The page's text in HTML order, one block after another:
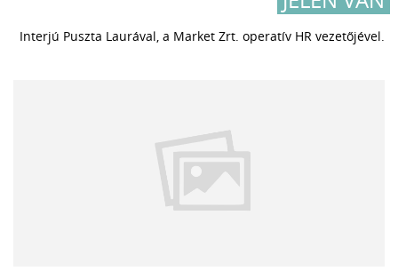
Interjú Puszta Laurával, a Market Zrt. operatív HR vezetőjével.